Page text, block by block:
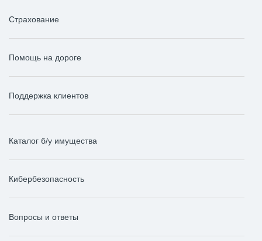
Страхование
Помощь на дороге
Поддержка клиентов
Каталог б/у имущества
Кибербезопасность
Вопросы и ответы